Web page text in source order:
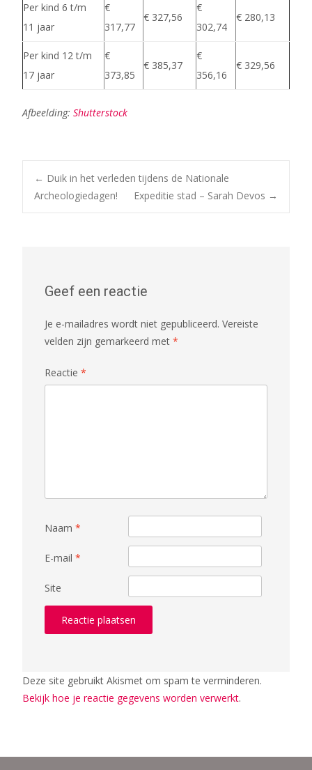
Per kind 6 t/m
11 jaar
€
317,77
€ 327,56
€
302,74
€ 280,13
Per kind 12 t/m
17 jaar
€
373,85
€ 385,37
€
356,16
€ 329,56
Afbeelding: Shutterstock
Bericht
← Duik in het verleden tijdens de Nationale
Archeologiedagen!
Expeditie stad – Sarah Devos →
Geef een reactie
Je e-mailadres wordt niet gepubliceerd. Vereiste
velden zijn gemarkeerd met *
Reactie *
Naam *
E-mail *
Site
Deze site gebruikt Akismet om spam te verminderen.
Bekijk hoe je reactie gegevens worden verwerkt.